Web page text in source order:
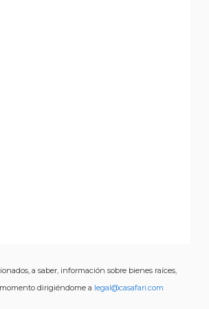
a saber, información sobre bienes raíces,
dirigiéndome a legal@casafari.com